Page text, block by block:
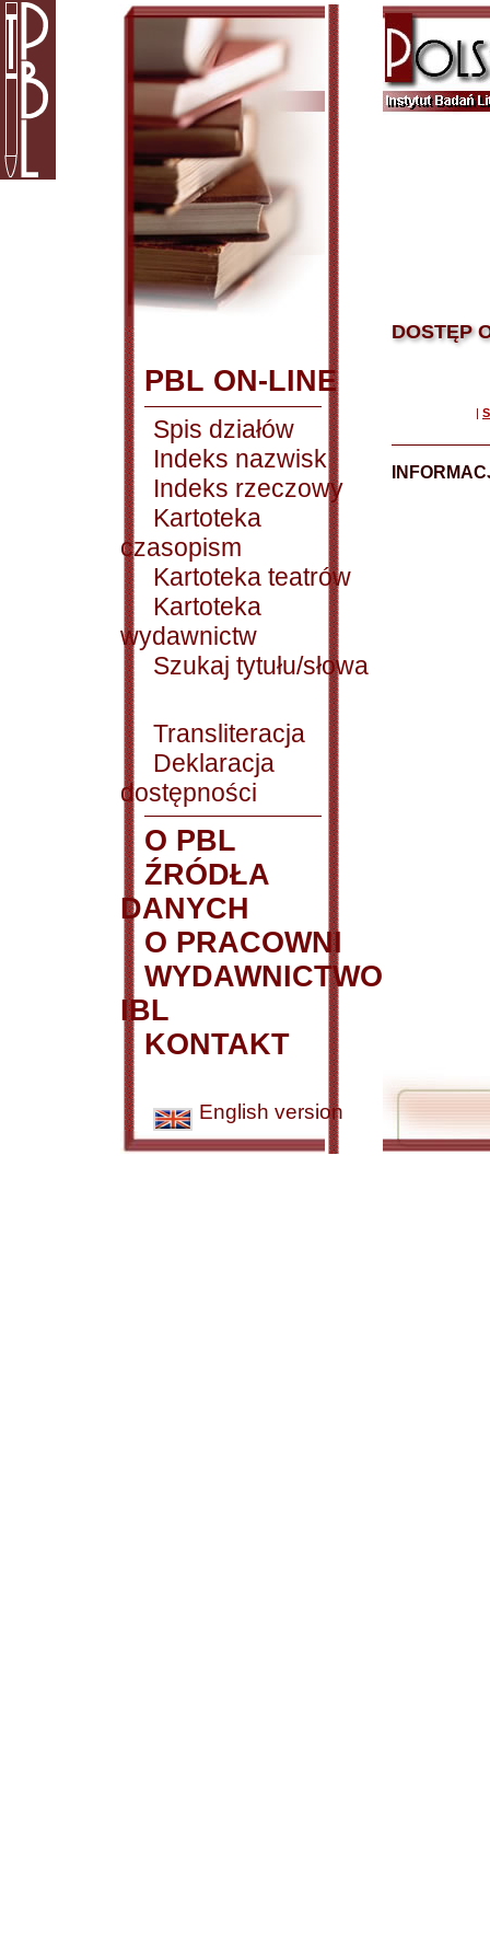
PBL ON-LINE
Spis działów
Indeks nazwisk
Indeks rzeczowy
Kartoteka
czasopism
Kartoteka teatrów
Kartoteka
wydawnictw
Szukaj tytułu/słowa
Transliteracja
Deklaracja
dostępności
O PBL
ŹRÓDŁA
DANYCH
O PRACOWNI
WYDAWNICTWO
IBL
KONTAKT
English version
DOSTĘP
|